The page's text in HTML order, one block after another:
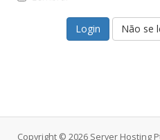
Não se
Copyright © 2026 Server Hosting